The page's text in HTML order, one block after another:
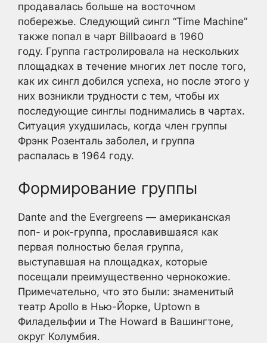
продавалась больше на восточном
побережье. Следующий сингл “Time Machine”
также попал в чарт Billbaoard в 1960
году. Группа гастролировала на нескольких
площадках в течение многих лет после того,
как их сингл добился успеха, но после этого у
них возникли трудности с тем, чтобы их
последующие синглы поднимались в чартах.
Ситуация ухудшилась, когда член группы
Фрэнк Розенталь заболел, и группа
распалась в 1964 году.
Формирование группы
Dante and the Evergreens — американская
поп- и рок-группа, прославившаяся как
первая полностью белая группа,
выступавшая на площадках, которые
посещали преимущественно чернокожие.
Примечательно, что это были: знаменитый
театр Apollo в Нью-Йорке, Uptown в
Филадельфии и The Howard в Вашингтоне,
округ Колумбия.